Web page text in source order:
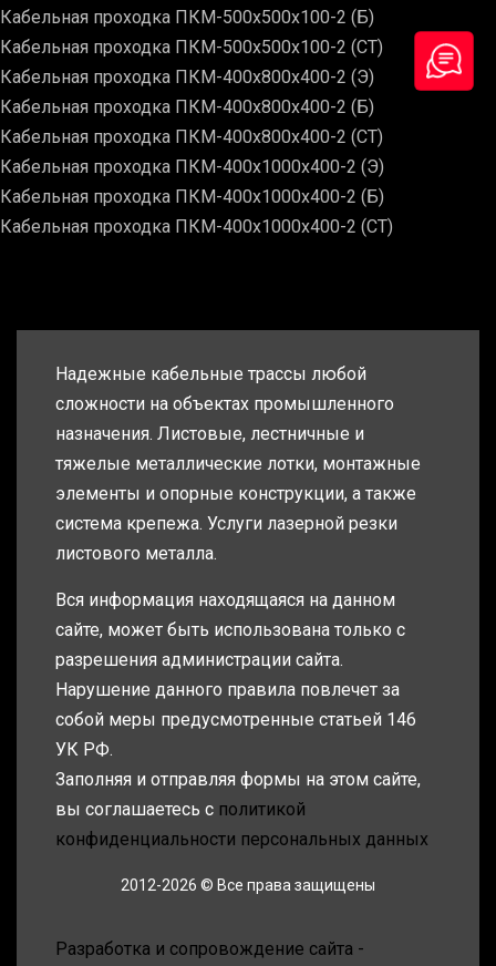
Кабельная проходка ПКМ-500х500х100-2 (Б)
Кабельная проходка ПКМ-500х500х100-2 (СТ)
Кабельная проходка ПКМ-400х800х400-2 (Э)
Кабельная проходка ПКМ-400х800х400-2 (Б)
Кабельная проходка ПКМ-400х800х400-2 (СТ)
Кабельная проходка ПКМ-400х1000х400-2 (Э)
Кабельная проходка ПКМ-400х1000х400-2 (Б)
Кабельная проходка ПКМ-400х1000х400-2 (СТ)
Надежные кабельные трассы любой
сложности на объектах промышленного
назначения. Листовые, лестничные и
тяжелые металлические лотки, монтажные
элементы и опорные конструкции, а также
система крепежа. Услуги лазерной резки
листового металла.
Вся информация находящаяся на данном
сайте, может быть использована только с
разрешения администрации сайта.
Нарушение данного правила повлечет за
собой меры предусмотренные статьей 146
УК РФ.
Заполняя и отправляя формы на этом сайте,
вы соглашаетесь с политикой
конфиденциальности персональных данных
2012-2026 © Все права защищены
Разработка и сопровождение сайта -